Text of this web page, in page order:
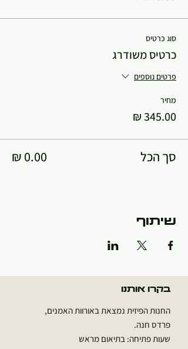
סוג כרטיס
כרטיס משודרג
פרטים נוספים
מחיר
סך הכל
שיתוף
בקרו אותנו
החנות הפיזית נמצאת באורוות האמנים,
פרדס חנה.
שעות פתיחה: בתיאום מראש